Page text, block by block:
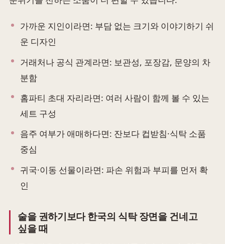
가까운 지인이라면: 부담 없는 크기와 이야기하기 쉬
운 디자인
거래처나 공식 관계라면: 보관성, 포장감, 문양의 차
분함
홈파티 초대 자리라면: 여러 사람이 함께 볼 수 있는
세트 구성
음주 여부가 애매하다면: 잔보다 컵받침·식탁 소품
중심
귀국·이동 선물이라면: 파손 위험과 부피를 먼저 확
인
술을 권하기보다 한국의 식탁 장면을 건네고
싶을 때